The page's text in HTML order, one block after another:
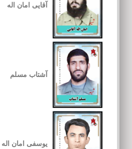
آقایی امان اله
آشتاب مسلم
یوسفی امان اله